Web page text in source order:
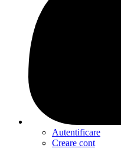
Autentificare
Creare cont